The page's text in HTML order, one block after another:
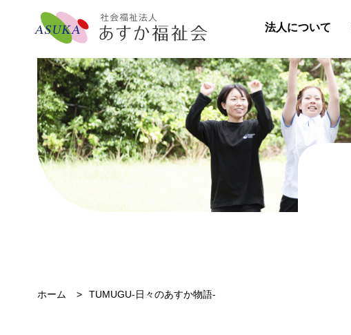
法人について
ホーム TUMUGU-日々のあすか物語-